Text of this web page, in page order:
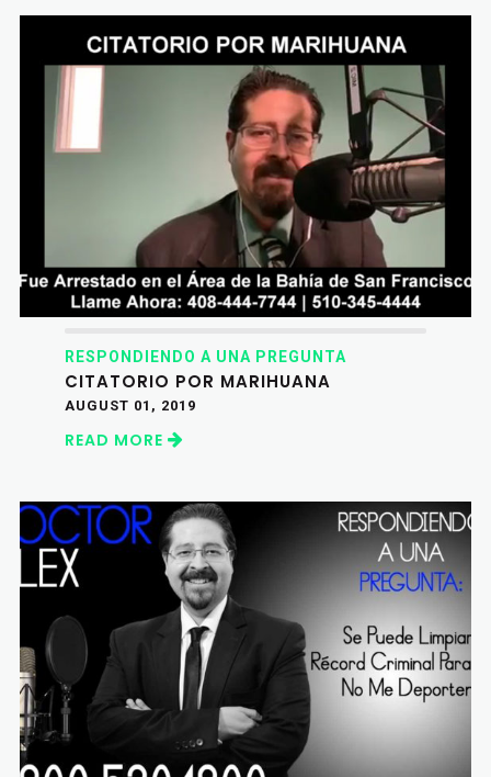
RESPONDIENDO A UNA PREGUNTA
CITATORIO POR MARIHUANA
AUGUST 01, 2019
READ MORE